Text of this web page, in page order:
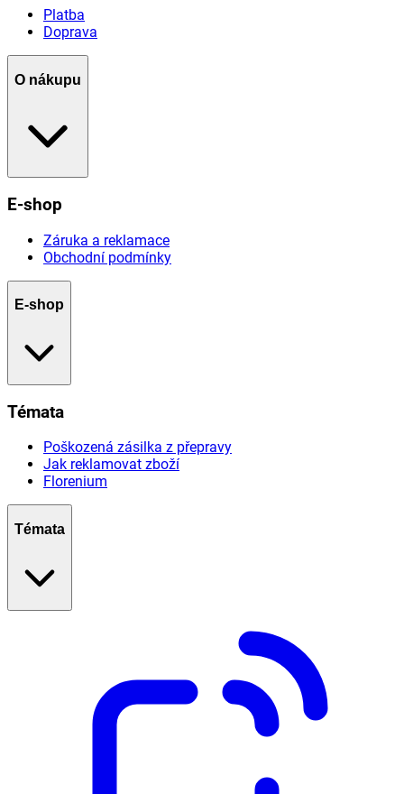
Platba
Doprava
O nákupu
E-shop
Záruka a reklamace
Obchodní podmínky
E-shop
Témata
Poškozená zásilka z přepravy
Jak reklamovat zboží
Florenium
Témata